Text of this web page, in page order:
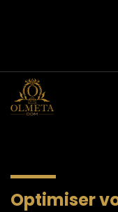
Optimiser